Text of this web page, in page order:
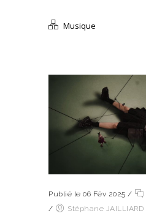
Musique
Publié le 06 Fév 2025 /
/
Stéphane JAILLIARD